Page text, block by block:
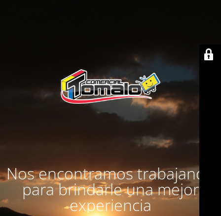
Nos encontramos trabajando
para brindarle una mejor
experiencia